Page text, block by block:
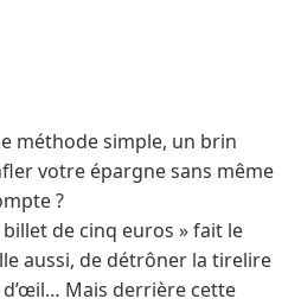
méthode simple, un brin
votre épargne sans même
?
de cinq euros » fait le
aussi, de détrôner la tirelire
Mais derrière cette